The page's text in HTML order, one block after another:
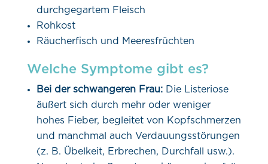
durchgegartem Fleisch
Rohkost
Räucherfisch und Meeresfrüchten
Welche Symptome gibt es?
Bei der schwangeren Frau: Die Listeriose
äußert sich durch mehr oder weniger
hohes Fieber, begleitet von Kopfschmerzen
und manchmal auch Verdauungsstörungen
(z. B. Übelkeit, Erbrechen, Durchfall usw.).